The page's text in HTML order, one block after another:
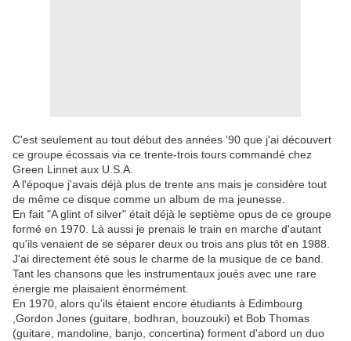
C'est seulement au tout début des années '90 que j'ai découvert
ce groupe écossais via ce trente-trois tours commandé chez
Green Linnet aux U.S.A.
A l'époque j'avais déjà plus de trente ans mais je considère tout
de même ce disque comme un album de ma jeunesse.
En fait "A glint of silver" était déjà le septième opus de ce groupe
formé en 1970. Là aussi je prenais le train en marche d'autant
qu'ils venaient de se séparer deux ou trois ans plus tôt en 1988.
J'ai directement été sous le charme de la musique de ce band.
Tant les chansons que les instrumentaux joués avec une rare
énergie me plaisaient énormément.
En 1970, alors qu'ils étaient encore étudiants à Edimbourg
,Gordon Jones (guitare, bodhran, bouzouki) et Bob Thomas
(guitare, mandoline, banjo, concertina) forment d'abord un duo